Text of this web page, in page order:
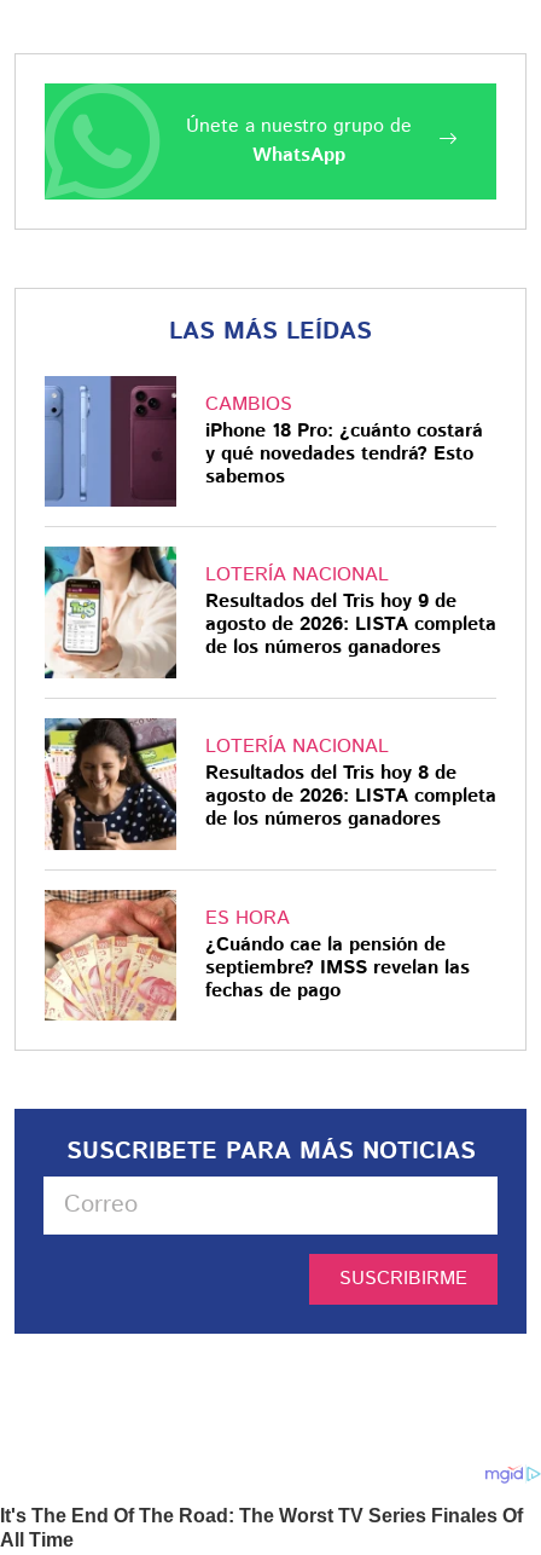
Únete a nuestro grupo de
WhatsApp
LAS MÁS LEÍDAS
CAMBIOS
iPhone 18 Pro: ¿cuánto costará
y qué novedades tendrá? Esto
sabemos
LOTERÍA NACIONAL
Resultados del Tris hoy 9 de
agosto de 2026: LISTA completa
de los números ganadores
LOTERÍA NACIONAL
Resultados del Tris hoy 8 de
agosto de 2026: LISTA completa
de los números ganadores
ES HORA
¿Cuándo cae la pensión de
septiembre? IMSS revelan las
fechas de pago
SUSCRIBETE PARA MÁS NOTICIAS
SUSCRIBIRME